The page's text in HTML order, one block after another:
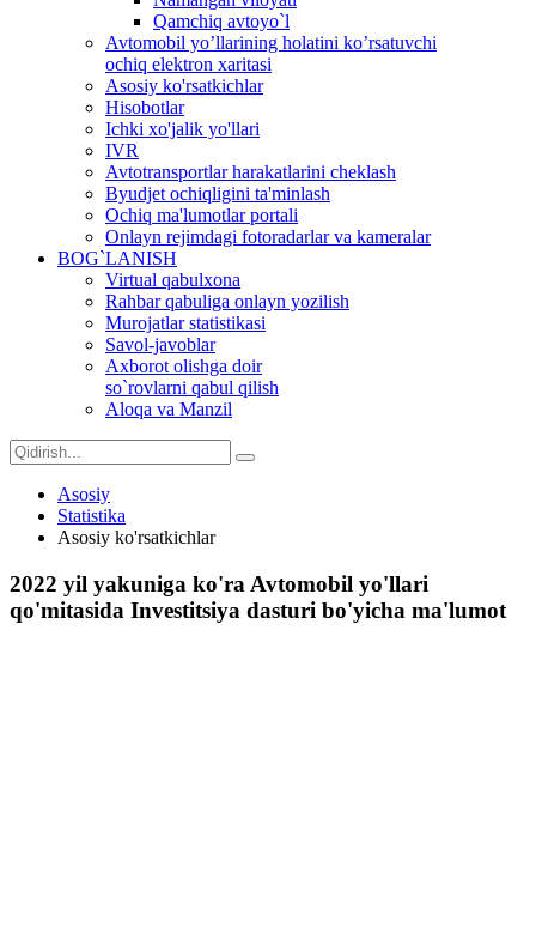
Qamchiq avtoyo`l
Avtomobil yo’llarining holatini ko’rsatuvchi
ochiq elektron xaritasi
Asosiy ko'rsatkichlar
Hisobotlar
Ichki xo'jalik yo'llari
IVR
Avtotransportlar harakatlarini cheklash
Byudjet ochiqligini ta'minlash
Ochiq ma'lumotlar portali
Onlayn rejimdagi fotoradarlar va kameralar
BOG`LANISH
Virtual qabulxona
Rahbar qabuliga onlayn yozilish
Murojatlar statistikasi
Savol-javoblar
Axborot olishga doir
so`rovlarni qabul qilish
Aloqa va Manzil
Asosiy
Statistika
Asosiy ko'rsatkichlar
2022 yil yakuniga ko'ra Avtomobil yo'llari
qo'mitasida Investitsiya dasturi bo'yicha ma'lumot